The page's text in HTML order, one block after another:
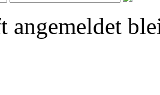
angemeldet